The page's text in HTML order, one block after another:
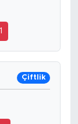
Çiftlik